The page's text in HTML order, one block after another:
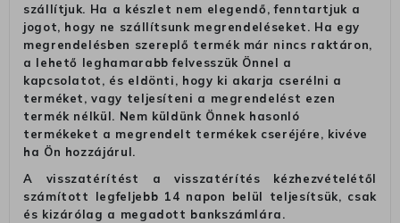
szállítjuk. Ha a készlet nem elegendő, fenntartjuk a
jogot, hogy ne szállítsunk megrendeléseket. Ha egy
megrendelésben szereplő termék már nincs raktáron,
a lehető leghamarabb felvesszük Önnel a
kapcsolatot, és eldönti, hogy ki akarja cserélni a
terméket, vagy teljesíteni a megrendelést ezen
termék nélkül. Nem küldünk Önnek hasonló
termékeket a megrendelt termékek cseréjére, kivéve
ha Ön hozzájárul.
A visszatérítést a visszatérítés kézhezvételétől
számított legfeljebb 14 napon belül teljesítsük, csak
és kizárólag a megadott bankszámlára.